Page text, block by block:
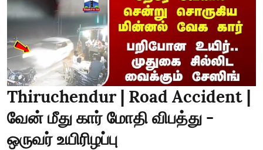
Thiruchendur | Road Accident |
வேன் மீது கார் மோதி விபத்து -
ஒருவர் உயிரிழப்பு